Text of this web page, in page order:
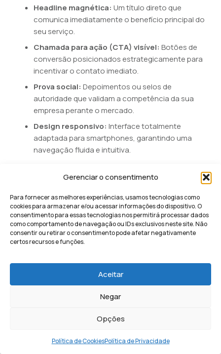
Gerenciar o consentimento
Para fornecer as melhores experiências, usamos tecnologias como
cookies para armazenar e/ou acessar informações do dispositivo. O
consentimento para essas tecnologias nos permitirá processar dados
como comportamento de navegação ou IDs exclusivos neste site. Não
consentir ou retirar o consentimento pode afetar negativamente
certos recursos e funções.
Aceitar
Negar
Opções
Política de CookiesPolítica de Privacidade
Headline magnética: Um título direto que
comunica imediatamente o benefício principal do
seu serviço.
Chamada para ação (CTA) visível: Botões de
conversão posicionados estrategicamente para
incentivar o contato imediato.
Prova social: Depoimentos ou selos de
autoridade que validam a competência da sua
empresa perante o mercado.
Design responsivo: Interface totalmente
adaptada para smartphones, garantindo uma
navegação fluida e intuitiva.
Quais ferramentas são
sucesso?
As ferramentas essenciais para medir o sucesso em
2026 são aquelas que permitem o rastreamento
o fechamento no CRM. Para uma análise técnica
Google Analytics 4 (GA4)
integrado aoGoogle Search Consoleé o ponto de
partida. No entanto, para otimizar a conversão,
Microsoft Claritysão fundamentais para